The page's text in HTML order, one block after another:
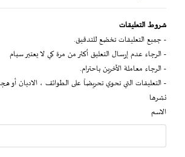
شروط التعليقات
- جميع التعليقات تخضع للتدقيق.
- الرجاء عدم إرسال التعليق أكثر من مرة كي لا يعتبر سبام
- الرجاء معاملة الآخرين باحترام.
- التعليقات التي تحوي تحريضاً على الطوائف ، الاديان
نشرها
الاسم